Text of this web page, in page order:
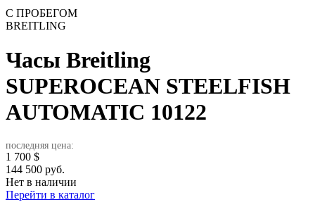
С ПРОБЕГОМ
BREITLING
Часы Breitling
SUPEROCEAN STEELFISH
AUTOMATIC 10122
последняя цена:
1 700 $
144 500 руб.
Нет в наличии
Перейти в каталог